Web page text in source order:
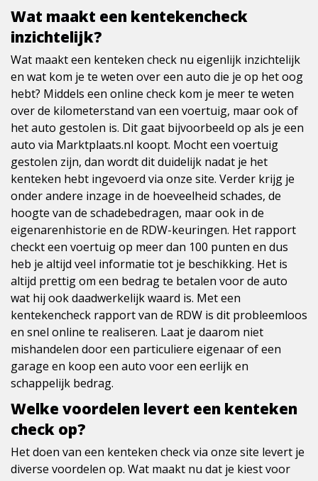
Wat maakt een kentekencheck
inzichtelijk?
Wat maakt een kenteken check nu eigenlijk inzichtelijk
en wat kom je te weten over een auto die je op het oog
hebt? Middels een online check kom je meer te weten
over de kilometerstand van een voertuig, maar ook of
het auto gestolen is. Dit gaat bijvoorbeeld op als je een
auto via Marktplaats.nl koopt. Mocht een voertuig
gestolen zijn, dan wordt dit duidelijk nadat je het
kenteken hebt ingevoerd via onze site. Verder krijg je
onder andere inzage in de hoeveelheid schades, de
hoogte van de schadebedragen, maar ook in de
eigenarenhistorie en de RDW-keuringen. Het rapport
checkt een voertuig op meer dan 100 punten en dus
heb je altijd veel informatie tot je beschikking. Het is
altijd prettig om een bedrag te betalen voor de auto
wat hij ook daadwerkelijk waard is. Met een
kentekencheck rapport van de RDW is dit probleemloos
en snel online te realiseren. Laat je daarom niet
mishandelen door een particuliere eigenaar of een
garage en koop een auto voor een eerlijk en
schappelijk bedrag.
Welke voordelen levert een kenteken
check op?
Het doen van een kenteken check via onze site levert je
diverse voordelen op. Wat maakt nu dat je kiest voor